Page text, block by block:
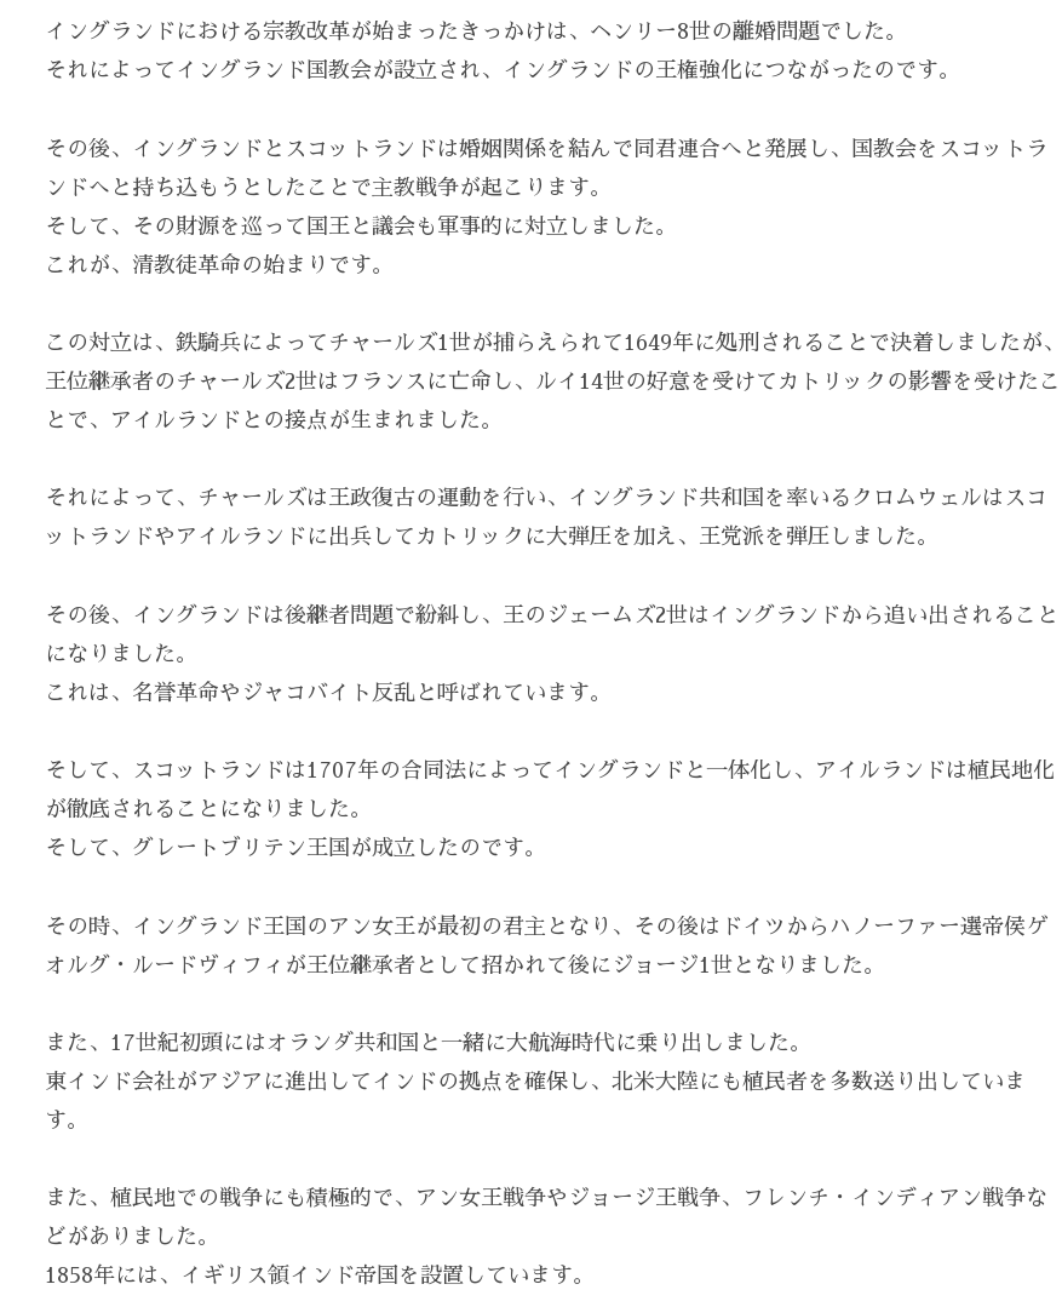
イングランドにおける宗教改革が始まったきっかけは、ヘンリー8世の離婚問題でした。
それによってイングランド国教会が設立され、イングランドの王権強化につながったのです。
その後、イングランドとスコットランドは婚姻関係を結んで同君連合へと発展し、国教会をスコットラ
ンドへと持ち込もうとしたことで主教戦争が起こります。
そして、その財源を巡って国王と議会も軍事的に対立しました。
これが、清教徒革命の始まりです。
この対立は、鉄騎兵によってチャールズ1世が捕らえられて1649年に処刑されることで決着しましたが、
王位継承者のチャールズ2世はフランスに亡命し、ルイ14世の好意を受けてカトリックの影響を受けたこ
とで、アイルランドとの接点が生まれました。
それによって、チャールズは王政復古の運動を行い、イングランド共和国を率いるクロムウェルはスコ
ットランドやアイルランドに出兵してカトリックに大弾圧を加え、王党派を弾圧しました。
その後、イングランドは後継者問題で紛糾し、王のジェームズ2世はイングランドから追い出されること
になりました。
これは、名誉革命やジャコバイト反乱と呼ばれています。
そして、スコットランドは1707年の合同法によってイングランドと一体化し、アイルランドは植民地化
が徹底されることになりました。
そして、グレートブリテン王国が成立したのです。
その時、イングランド王国のアン女王が最初の君主となり、その後はドイツからハノーファー選帝侯ゲ
オルグ・ルードヴィフィが王位継承者として招かれて後にジョージ1世となりました。
また、17世紀初頭にはオランダ共和国と一緒に大航海時代に乗り出しました。
東インド会社がアジアに進出してインドの拠点を確保し、北米大陸にも植民者を多数送り出していま
す。
また、植民地での戦争にも積極的で、アン女王戦争やジョージ王戦争、フレンチ・インディアン戦争な
どがありました。
1858年には、イギリス領インド帝国を設置しています。